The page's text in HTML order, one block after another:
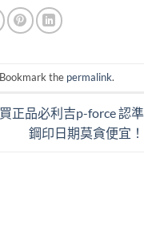
the permalink.
正品必利吉p-force 認準
鋼印日期莫貪便宜！